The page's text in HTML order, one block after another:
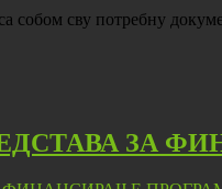
собом сву потребну
ЗА